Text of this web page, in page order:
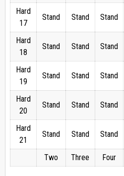
Hard
17
Stand Stand Stand
Hard
18
Stand Stand Stand
Hard
19
Stand Stand Stand
Hard
20
Stand Stand Stand
Hard
21
Stand Stand Stand
Two Three Four